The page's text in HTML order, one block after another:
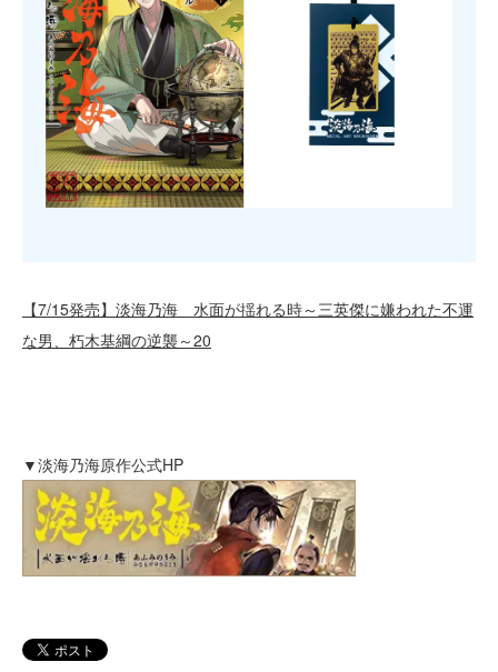
【7/15発売】淡海乃海 水面が揺れる時～三英傑に嫌われた不運
な男、朽木基綱の逆襲～20
▼淡海乃海原作公式HP